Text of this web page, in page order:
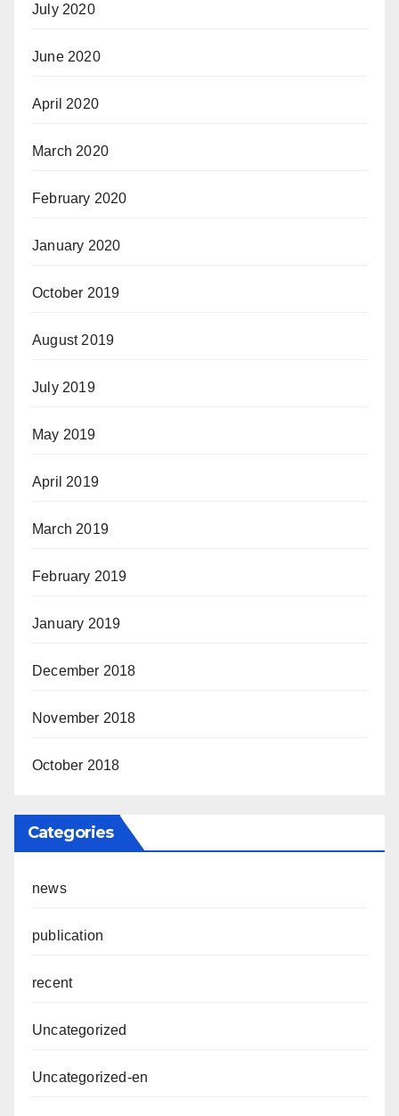
July 2020
June 2020
April 2020
March 2020
February 2020
January 2020
October 2019
August 2019
July 2019
May 2019
April 2019
March 2019
February 2019
January 2019
December 2018
November 2018
October 2018
Categories
news
publication
recent
Uncategorized
Uncategorized-en